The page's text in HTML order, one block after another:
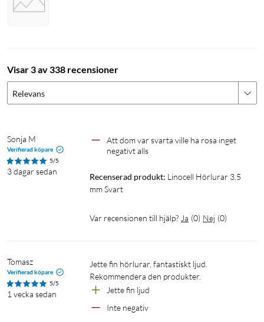
Visar 3 av 338 recensioner
Relevans
Sonja M
Verifierad köpare
5/5
3 dagar sedan
Att dom var svarta ville ha rosa inget
negativt alls
Recenserad produkt: Linocell Hörlurar 3,5
mm Svart
Var recensionen till hjälp? Ja (0) Nej (0)
Tomasz
Verifierad köpare
5/5
1 vecka sedan
Jette fin hörlurar, fantastiskt ljud.
Rekommendera den produkter.
Jette fin ljud
Inte negativ